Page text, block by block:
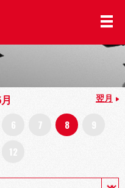
翌月
6 7 8
9
12